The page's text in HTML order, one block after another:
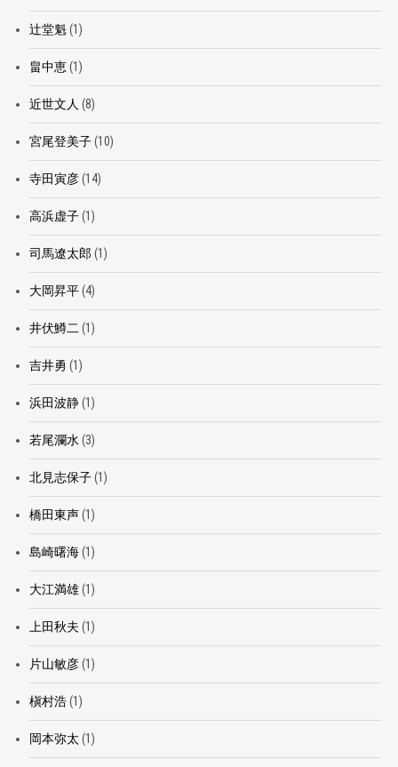
辻堂魁(1)
畠中恵(1)
近世文人 (8)
宮尾登美子(10)
寺田寅彦(14)
高浜虚子(1)
司馬遼太郎 (1)
大岡昇平(4)
井伏鱒二 (1)
吉井勇 (1)
浜田波静(1)
若尾瀾水 (3)
北見志保子(1)
橋田東声(1)
島崎曙海(1)
大江満雄(1)
上田秋夫 (1)
片山敏彦(1)
槇村浩(1)
岡本弥太 (1)